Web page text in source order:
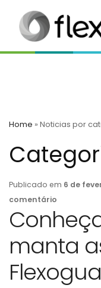
Home » Noticias por
Publicado em 6 de
comentário
manta